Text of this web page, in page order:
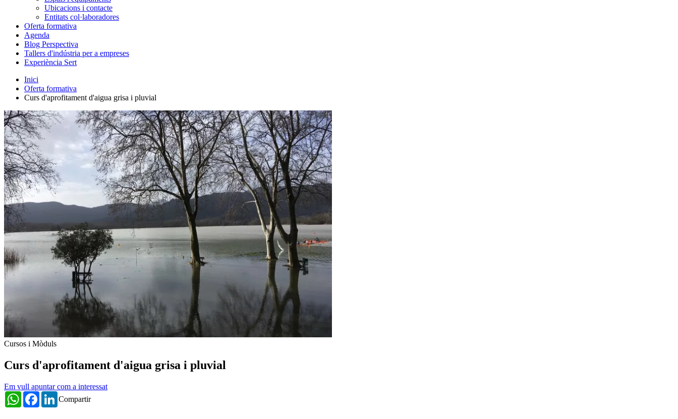
Ubicacions i contacte
Entitats col·laboradores
Oferta formativa
Agenda
Blog Perspectiva
Tallers d'indústria per a empreses
Experiència Sert
Inici
Oferta formativa
Curs d'aprofitament d'aigua grisa i pluvial
Cursos i Mòduls
Curs d'aprofitament d'aigua grisa i pluvial
Em vull apuntar com a interessat
Compartir
WhatsAppFacebookLinkedIn